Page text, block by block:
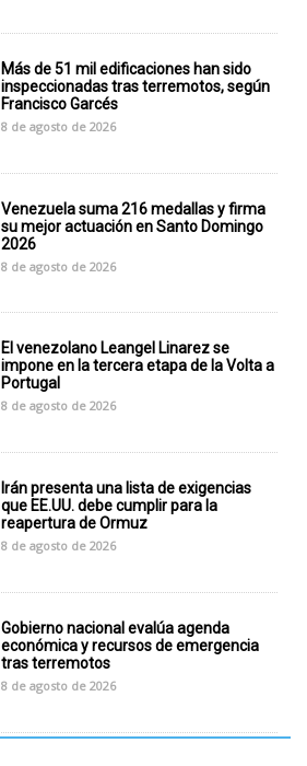
Más de 51 mil edificaciones han sido
inspeccionadas tras terremotos, según
Francisco Garcés
8 de agosto de 2026
Venezuela suma 216 medallas y firma
su mejor actuación en Santo Domingo
2026
8 de agosto de 2026
El venezolano Leangel Linarez se
impone en la tercera etapa de la Volta a
Portugal
8 de agosto de 2026
Irán presenta una lista de exigencias
que EE.UU. debe cumplir para la
reapertura de Ormuz
8 de agosto de 2026
Gobierno nacional evalúa agenda
económica y recursos de emergencia
tras terremotos
8 de agosto de 2026